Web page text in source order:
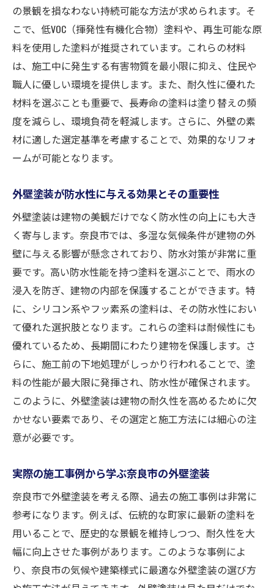
定期的なメンテナンスで外壁を輝かせる方
法
汚れに強い塗料で美観を長持ちさせる
外壁の劣化を防ぐための予防策
美しさを保つためのDIY塗装法
近隣住民との調和を考えた外壁デザイン
外壁塗装で奈良市の住まいを長持ちさせるテク
外壁塗装の寿命を延ばすためのポイント
施工後のメンテナンス計画の立て方
耐久性を高める季節ごとの塗装戦略
外壁塗装の持続性を確保するための新技術
住まいの価値を維持するための外壁管理法
奈良市での外壁塗装選びで失敗しないためのガ
イド
信頼できる業者を選ぶためのチェックポイ
ント
施工前に確認すべき外壁の状態とその対策
予算に応じた最適な塗料の選択法
施工トラブルを防ぐための契約のポイント
口コミと評価から見る業者選びの秘訣
耐久性に優れた奈良市の外壁塗装で理想の住ま
いを実現
最新技術を取り入れた外壁塗装の魅力
環境に優しい持続可能な塗装選択肢
未来へつなぐ外壁塗装の新しい潮流
塗装の耐久性を最大限に引き出す施工法
の景観を損なわない持続可能な方法が求められます。そ
こで、低VOC（揮発性有機化合物）塗料や、再生可能な原
料を使用した塗料が推奨されています。これらの材料
は、施工中に発生する有害物質を最小限に抑え、住民や
職人に優しい環境を提供します。また、耐久性に優れた
材料を選ぶことも重要で、長寿命の塗料は塗り替えの頻
度を減らし、環境負荷を軽減します。さらに、外壁の素
材に適した選定基準を考慮することで、効果的なリフォ
ームが可能となります。
外壁塗装が防水性に与える効果とその重要性
外壁塗装は建物の美観だけでなく防水性の向上にも大き
く寄与します。奈良市では、多湿な気候条件が建物の外
壁に与える影響が懸念されており、防水対策が非常に重
要です。高い防水性能を持つ塗料を選ぶことで、雨水の
浸入を防ぎ、建物の内部を保護することができます。特
に、シリコン系やフッ素系の塗料は、その防水性におい
て優れた選択肢となります。これらの塗料は耐候性にも
優れているため、長期間にわたり建物を保護します。さ
らに、施工前の下地処理がしっかり行われることで、塗
料の性能が最大限に発揮され、防水性が確保されます。
このように、外壁塗装は建物の耐久性を高めるために欠
かせない要素であり、その選定と施工方法には細心の注
意が必要です。
実際の施工事例から学ぶ奈良市の外壁塗装
奈良市で外壁塗装を考える際、過去の施工事例は非常に
参考になります。例えば、伝統的な町家に最新の塗料を
用いることで、歴史的な景観を維持しつつ、耐久性を大
幅に向上させた事例があります。このような事例によ
り、奈良市の気候や建築様式に最適な外壁塗装の選び方